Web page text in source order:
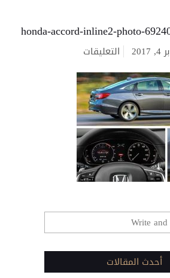
التعليقات
honda-
accord-
inline2-
photo-
692401-
s-
original
مغلقة
أحدث المقالات